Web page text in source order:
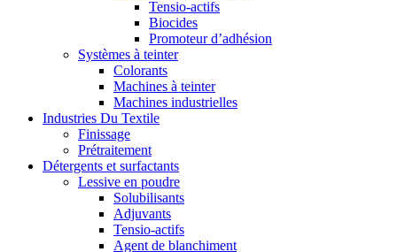
Tensio-actifs
Biocides
Promoteur d’adhésion
Systèmes à teinter
Colorants
Machines à teinter
Machines industrielles
Industries Du Textile
Finissage
Prétraitement
Détergents et surfactants
Lessive en poudre
Solubilisants
Adjuvants
Tensio-actifs
Agent de blanchiment